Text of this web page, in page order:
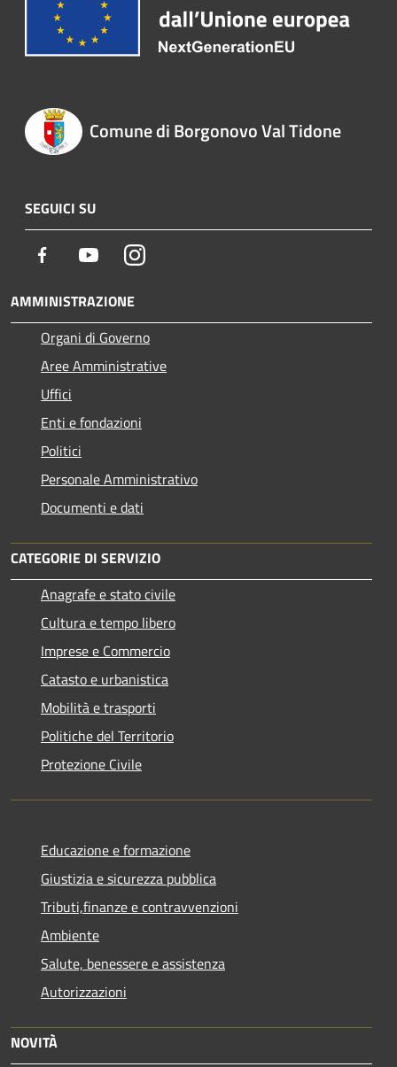
Comune di Borgonovo Val Tidone
SEGUICI SU
Facebook YoutubeInstagram
AMMINISTRAZIONE
Organi di Governo
Aree Amministrative
Uffici
Enti e fondazioni
Politici
Personale Amministrativo
Documenti e dati
CATEGORIE DI SERVIZIO
Anagrafe e stato civile
Cultura e tempo libero
Imprese e Commercio
Catasto e urbanistica
Mobilità e trasporti
Politiche del Territorio
Protezione Civile
Educazione e formazione
Giustizia e sicurezza pubblica
Tributi,finanze e contravvenzioni
Ambiente
Salute, benessere e assistenza
Autorizzazioni
NOVITÀ